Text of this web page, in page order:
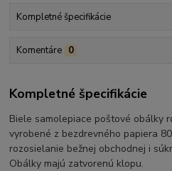
Kompletné špecifikácie
Komentáre 0
Kompletné špecifikácie
Biele samolepiace poštové obálky
vyrobené z bezdrevného papiera
rozosielanie bežnej obchodnej i
Obálky majú zatvorenú klopu.